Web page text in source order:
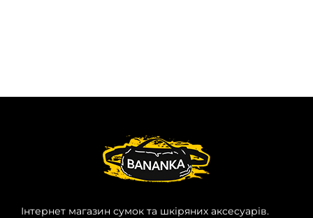
Інтернет магазин сумок та шкіряних аксесуарів.